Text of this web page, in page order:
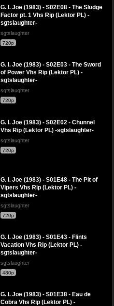
G. I. Joe (1983) - S02E08 - The Sludge
Factor pt. 1 Vhs Rip (Lektor PL) -
sgtslaughter-
sgtslaughter
720p
G. I. Joe (1983) - S02E03 - The Sword
of Power Vhs Rip (Lektor PL) -
sgtslaughter-
sgtslaughter
720p
G. I. Joe (1983) - S02E02 - Chunnel
Vhs Rip (Lektor PL) -sgtslaughter-
sgtslaughter
720p
G. I. Joe (1983) - S01E48 - The Pit of
Vipers Vhs Rip (Lektor PL) -
sgtslaughter-
sgtslaughter
720p
G. I. Joe (1983) - S01E43 - Flints
Vacation Vhs Rip (Lektor PL) -
sgtslaughter-
sgtslaughter
480p
G. I. Joe (1983) - S01E38 - Eau de
Cobra Vhs Rip (Lektor PL) -